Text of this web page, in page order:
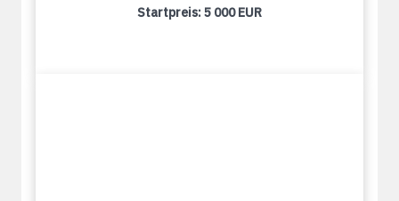
Startpreis:5 000 EUR